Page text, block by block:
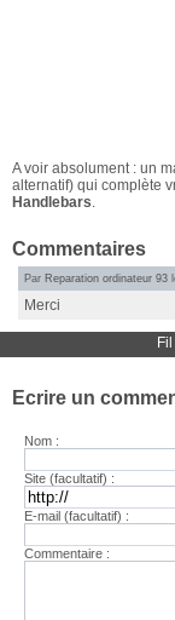
A voir absolument : un
alternatif) qui complète
Handlebars.
Commentaires
Par Reparation ordinateur 93
Merci
Ecrire un
Nom :
Site (facultatif) :
E-mail (facultatif) :
Commentaire :